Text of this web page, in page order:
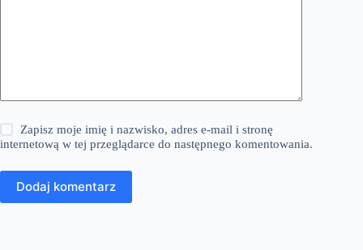
Zapisz moje imię i nazwisko, adres e-mail i stronę
internetową w tej przeglądarce do następnego komentowania.
Dodaj komentarz